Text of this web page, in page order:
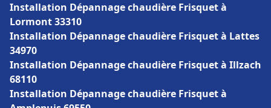
Installation Dépannage chaudière Frisquet à
Lormont 33310
Installation Dépannage chaudière Frisquet à Lattes
34970
Installation Dépannage chaudière Frisquet à Illzach
68110
Installation Dépannage chaudière Frisquet à